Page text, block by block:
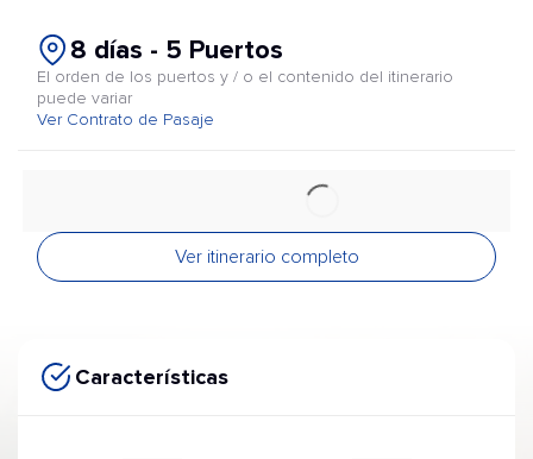
8 días - 5 Puertos
El orden de los puertos y / o el contenido del itinerario
puede variar
Ver Contrato de Pasaje
Ver itinerario completo
Características